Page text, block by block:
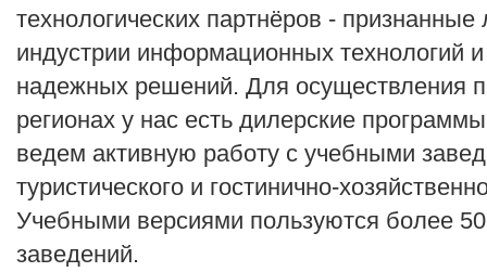
технологических партнёров -
индустрии информационных технологий
надежных решений. Для осуществления
регионах у нас есть дилерские
ведем активную работу с учебными
туристического и гостинично-
Учебными версиями пользуются более
заведений.